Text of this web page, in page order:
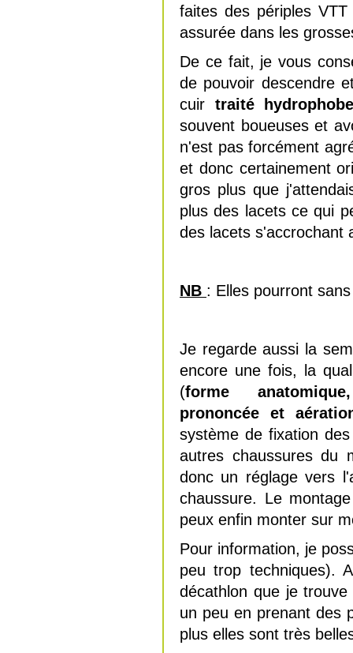
faites des périples
assurée dans les
De ce fait, je vous
de pouvoir descendre
cuir traité
souvent boueuses et
n'est pas forcément
et donc certainement
gros plus que
plus des lacets ce qui
des lacets s'accrochant
NB : Elles pourront
Je regarde aussi la
encore une fois, la
(forme
prononcée et
système de fixation
autres chaussures du
donc un réglage vers
chaussure. Le
peux enfin monter sur
Pour information, je
peu trop techniques).
décathlon que je
un peu en prenant des
plus elles sont très